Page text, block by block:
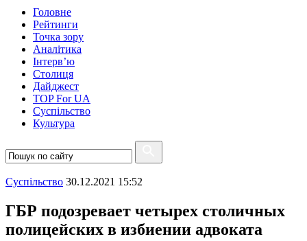
Головне
Рейтинги
Точка зору
Аналітика
Інтерв’ю
Столиця
Дайджест
TOP For UA
Суспiльство
Культура
Суспiльство 30.12.2021 15:52
ГБР подозревает четырех столичных
полицейских в избиении адвоката